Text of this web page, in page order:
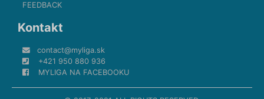
FEEDBACK
Kontakt
contact@myliga.sk
+421 950 880 936
MYLIGA NA FACEBOOKU